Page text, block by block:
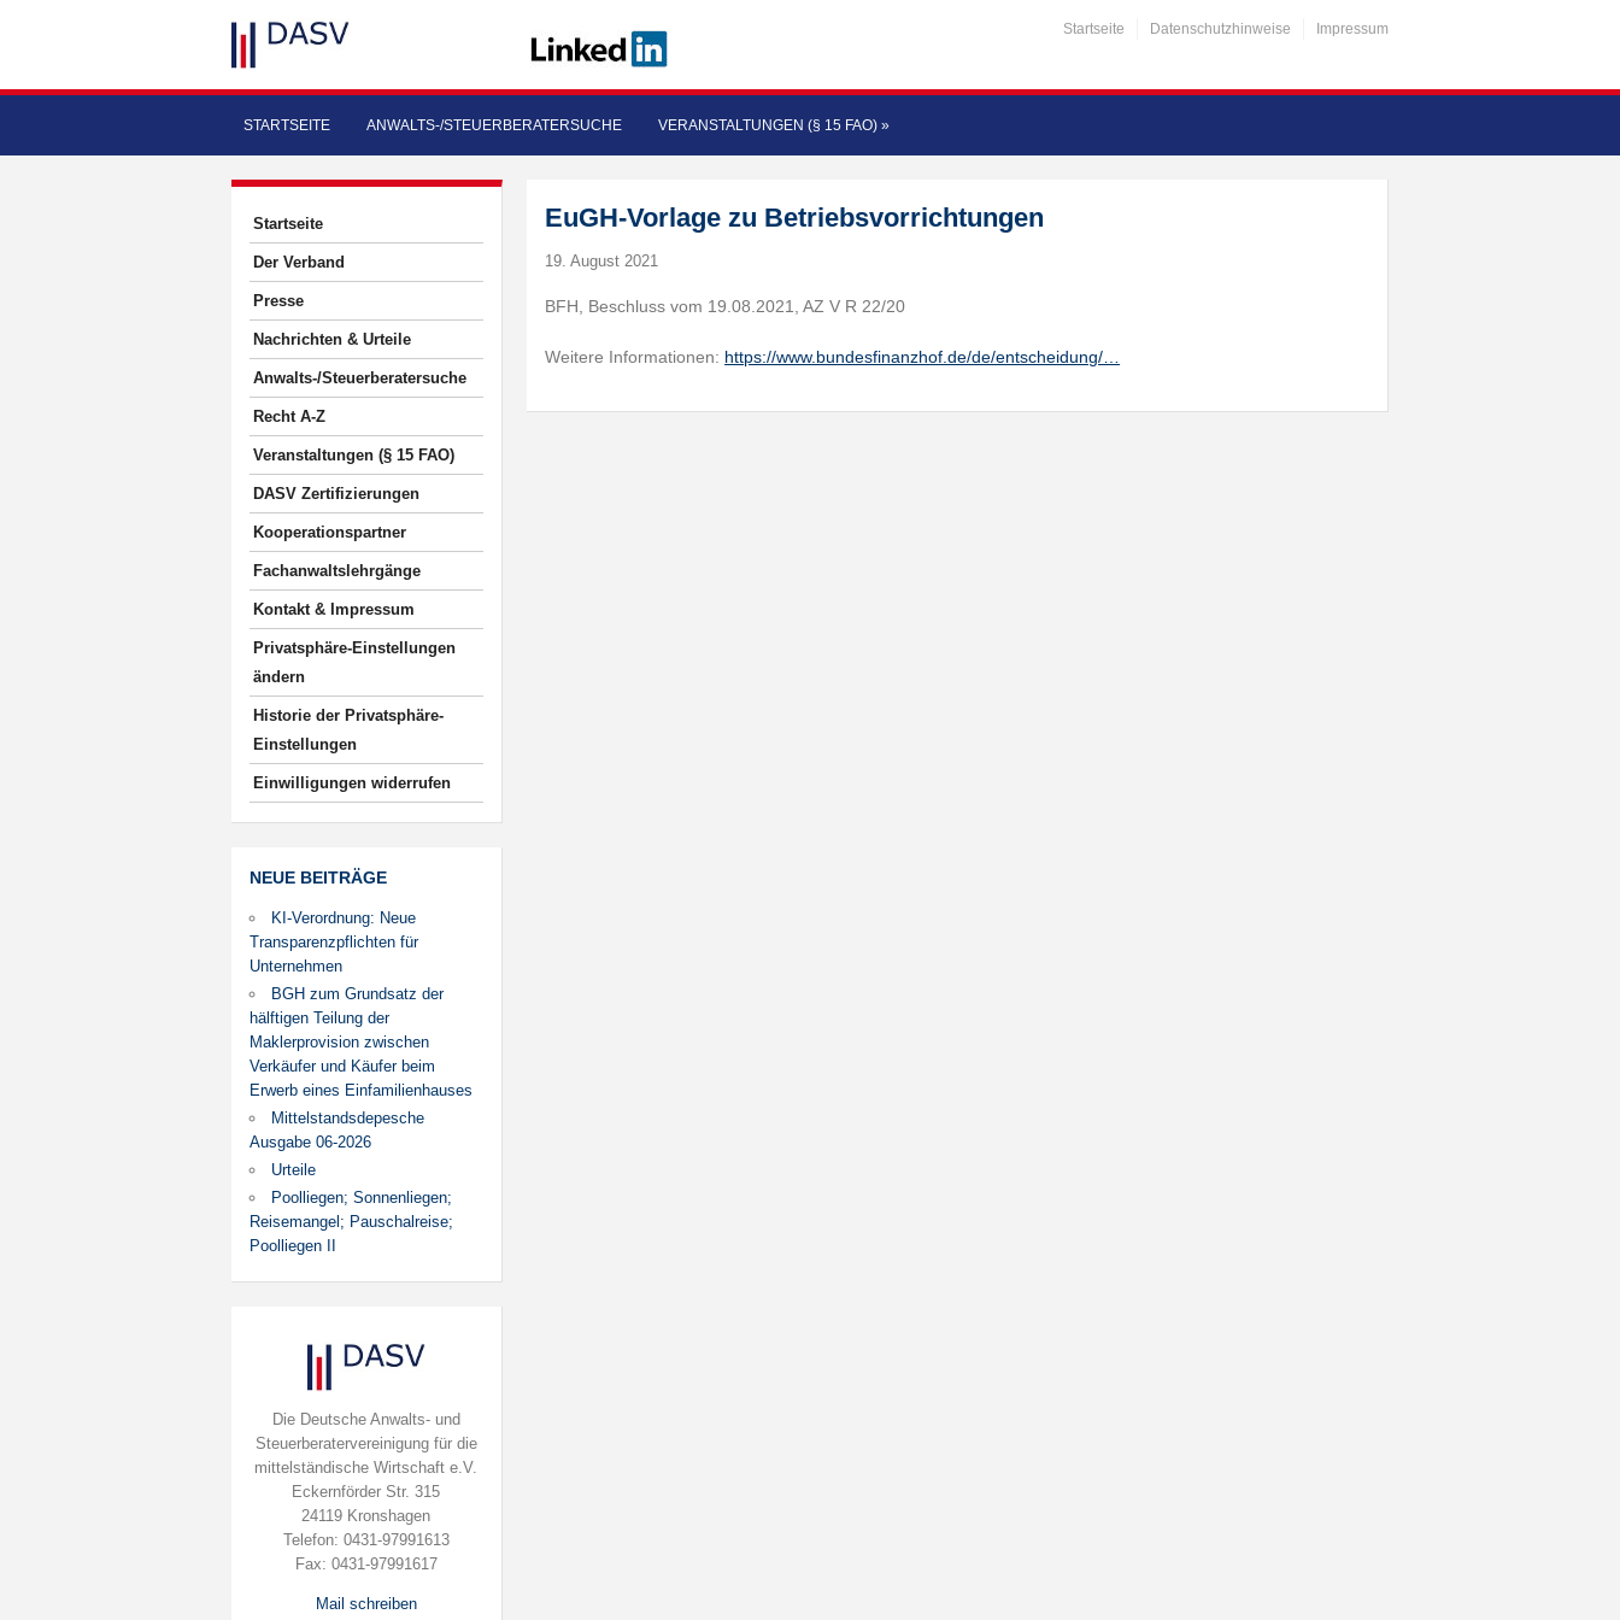
Startseite Datenschutzhinweise Impressum
STARTSEITE ANWALTS-/STEUERBERATERSUCHE VERANSTALTUNGEN (§ 15 FAO) »
Startseite
Der Verband
Presse
Nachrichten & Urteile
Anwalts-/Steuerberatersuche
Recht A-Z
Veranstaltungen (§ 15 FAO)
DASV Zertifizierungen
Kooperationspartner
Fachanwaltslehrgänge
Kontakt & Impressum
Privatsphäre-Einstellungen
ändern
Historie der Privatsphäre-
Einstellungen
Einwilligungen widerrufen
NEUE BEITRÄGE
KI-Verordnung: Neue
Transparenzpflichten für
Unternehmen
BGH zum Grundsatz der
hälftigen Teilung der
Maklerprovision zwischen
Verkäufer und Käufer beim
Erwerb eines Einfamilienhauses
Mittelstandsdepesche
Ausgabe 06-2026
Urteile
Poolliegen; Sonnenliegen;
Reisemangel; Pauschalreise;
Poolliegen II
Die Deutsche Anwalts- und
Steuerberatervereinigung für die
mittelständische Wirtschaft e.V.
Eckernförder Str. 315
24119 Kronshagen
Telefon: 0431-97991613
Fax: 0431-97991617
Mail schreiben
EuGH-Vorlage zu Betriebsvorrichtungen
19. August 2021
BFH, Beschluss vom 19.08.2021, AZ V R 22/20
Weitere Informationen: https://www.bundesfinanzhof.de/de/entscheidung/…